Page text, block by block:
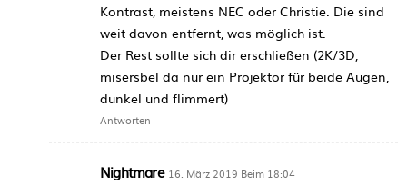
Kontrast, meistens NEC oder Christie. Die sind
weit davon entfernt, was möglich ist.
Der Rest sollte sich dir erschließen (2K/3D,
misersbel da nur ein Projektor für beide Augen,
dunkel und flimmert)
Antworten
Nightmare 16. März 2019 Beim 18:04